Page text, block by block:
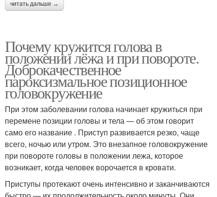
читать дальше →
Почему кружится голова в
положении лёжа и при повороте.
Доброкачественное
пароксизмальное позиционное
головокружение
При этом заболевании голова начинает кружиться при
перемене позиции головы и тела — об этом говорит
само его название . Приступ развивается резко, чаще
всего, ночью или утром. Это внезапное головокружение
при повороте головы в положении лежа, которое
возникает, когда человек ворочается в кровати.
Приступы протекают очень интенсивно и заканчиваются